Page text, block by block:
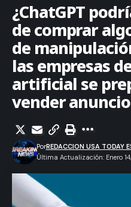
¿ChatGPT
de comprar
de
las empresas
artificial se
vender
Última Actualización: Enero
PorREDACCION USA TODAY